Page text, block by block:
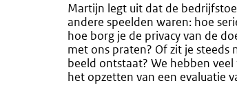
Martijn legt uit dat de
andere speelden waren: hoe
hoe borg je de privacy van de
met ons praten? Of zit je
beeld ontstaat? We hebben
het opzetten van een evaluatie